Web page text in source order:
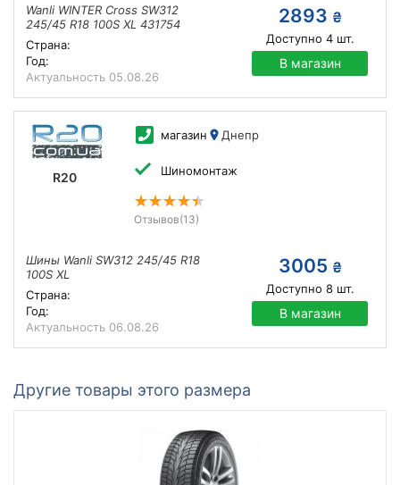
Wanli WINTER Cross SW312
245/45 R18 100S XL 431754
Страна:
Год:
Актуальность 05.08.26
2893 ₴
Доступно 4шт.
В магазин
R20
магазин Днепр
Шиномонтаж
Отзывов(13)
Шины Wanli SW312 245/45 R18
100S XL
Страна:
Год:
Актуальность 06.08.26
3005 ₴
Доступно 8шт.
В магазин
Другие товары этого размера